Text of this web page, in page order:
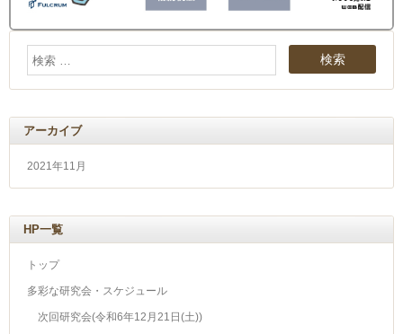
アーカイブ
2021年11月
HP一覧
トップ
多彩な研究会・スケジュール
次回研究会(令和6年12月21日(土))